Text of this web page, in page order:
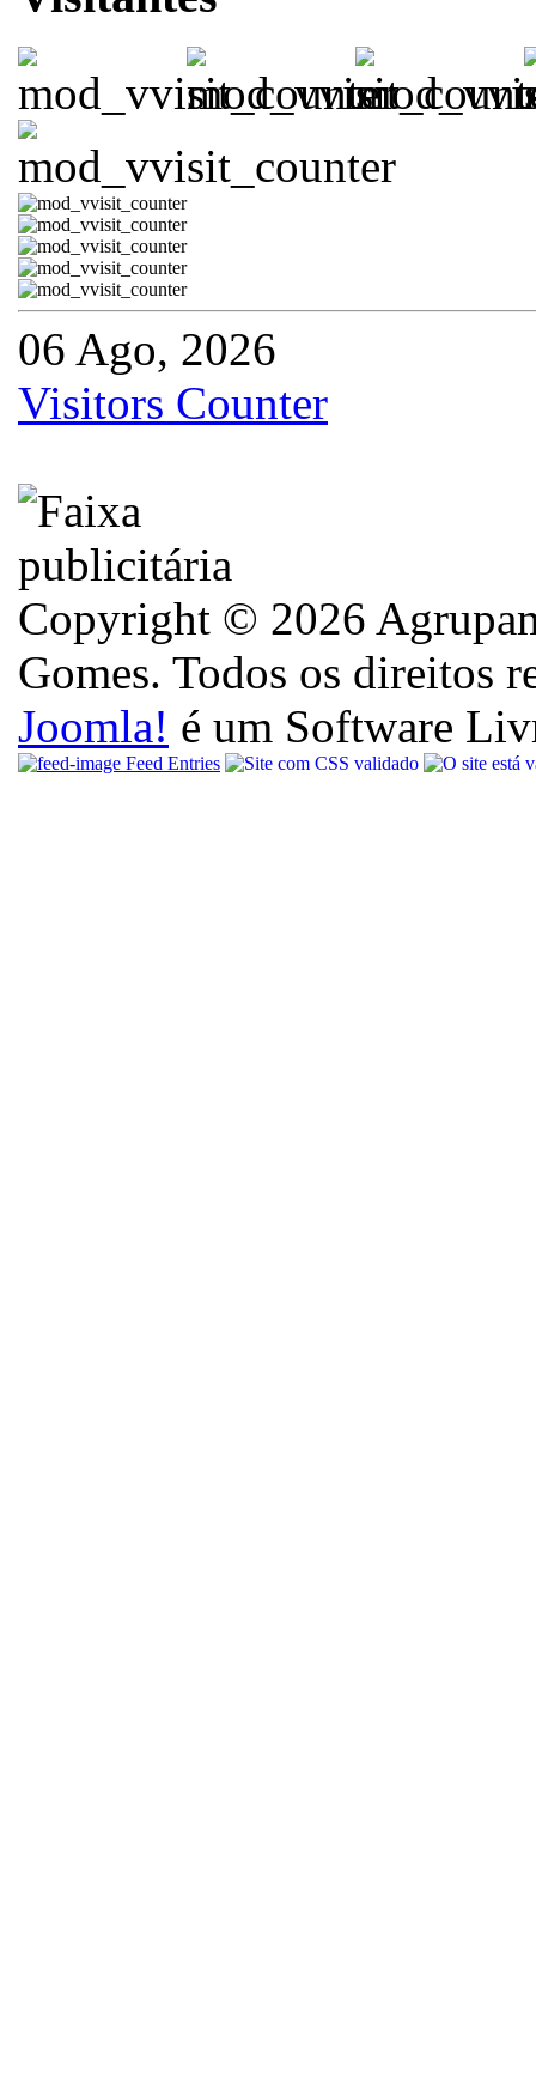
06 Ago, 2026
Visitors Counter
Copyright © 2026
Gomes. Todos os direitos
Joomla! é um Software
Feed Entries